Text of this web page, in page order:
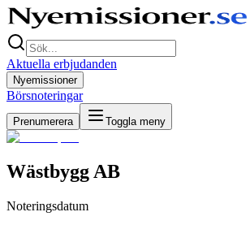
Aktuella erbjudanden
Nyemissioner
Börsnoteringar
Prenumerera Toggla meny
Wästbygg AB
Noteringsdatum